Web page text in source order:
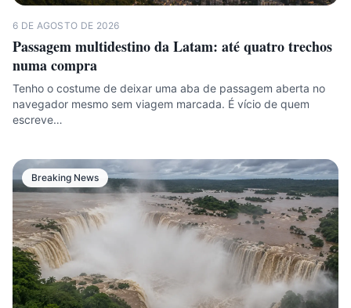
6 DE AGOSTO DE 2026
Passagem multidestino da Latam: até quatro trechos
numa compra
Tenho o costume de deixar uma aba de passagem aberta no
navegador mesmo sem viagem marcada. É vício de quem
escreve…
Breaking News